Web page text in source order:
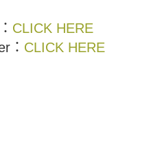
CLICK HERE
： CLICK HERE